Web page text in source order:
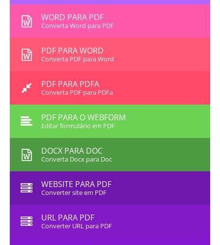
WORD PARA PDF
Converta Word para PDF
PDF PARA WORD
Converta PDF para Word
PDF PARA PDFA
Converta PDF para PDFa
PDF PARA O WEBFORM
Editar formulário em PDF
DOCX PARA DOC
Converta Docx para Doc
WEBSITE PARA PDF
Converter site em PDF
URL PARA PDF
Converter URL para PDF